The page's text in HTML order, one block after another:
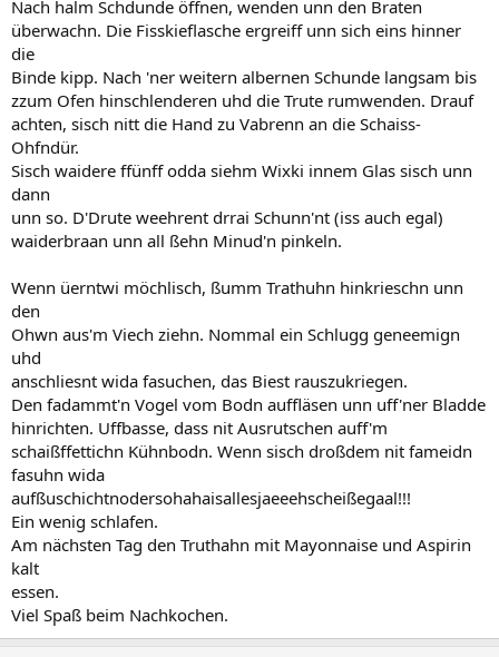
Nach halm Schdunde öffnen, wenden unn den Braten
überwachn. Die Fisskieflasche ergreiff unn sich eins hinner
die
Binde kipp. Nach 'ner weitern albernen Schunde langsam bis
zzum Ofen hinschlenderen uhd die Trute rumwenden. Drauf
achten, sisch nitt die Hand zu Vabrenn an die Schaiss-
Ohfndür.
Sisch waidere ffünff odda siehm Wixki innem Glas sisch unn
dann
unn so. D'Drute weehrent drrai Schunn'nt (iss auch egal)
waiderbraan unn all ßehn Minud'n pinkeln.
Wenn üerntwi möchlisch, ßumm Trathuhn hinkrieschn unn
den
Ohwn aus'm Viech ziehn. Nommal ein Schlugg geneemign
uhd
anschliesnt wida fasuchen, das Biest rauszukriegen.
Den fadammt'n Vogel vom Bodn auffläsen unn uff'ner Bladde
hinrichten. Uffbasse, dass nit Ausrutschen auff'm
schaißffettichn Kühnbodn. Wenn sisch droßdem nit fameidn
fasuhn wida
aufßuschichtnodersohahaisallesjaeeehscheißegaal!!!
Ein wenig schlafen.
Am nächsten Tag den Truthahn mit Mayonnaise und Aspirin
kalt
essen.
Viel Spaß beim Nachkochen.